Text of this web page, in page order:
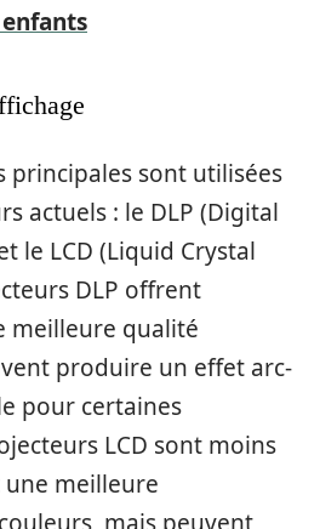
principales sont utilisées
actuels : le DLP (Digital
le LCD (Liquid Crystal
DLP offrent
meilleure qualité
produire un effet arc-
pour certaines
LCD sont moins
meilleure
mais peuvent